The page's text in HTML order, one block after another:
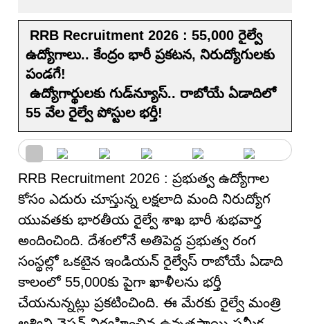
RRB Recruitment 2026 : 55,000 రైల్వే
ఉద్యోగాలు.. కేంద్రం భారీ ప్రకటన, నిరుద్యోగులకు
పండగే!
ఉద్యోగార్థులకు గుడ్‌న్యూస్.. రాబోయే ఏడాదిలో
55 వేల రైల్వే పోస్టుల భర్తీ!
RRB Recruitment 2026 : ప్రభుత్వ ఉద్యోగాల
కోసం ఎదురు చూస్తున్న లక్షలాది మంది నిరుద్యోగ
యువతకు భారతీయ రైల్వే శాఖ భారీ శుభవార్త
అందించింది. దేశంలోనే అతిపెద్ద ప్రభుత్వ రంగ
సంస్థల్లో ఒకటైన ఇండియన్ రైల్వేస్ రాబోయే ఏడాది
కాలంలో 55,000కు పైగా ఖాళీలను భర్తీ
చేయనున్నట్లు ప్రకటించింది. ఈ మేరకు రైల్వే మంత్రి